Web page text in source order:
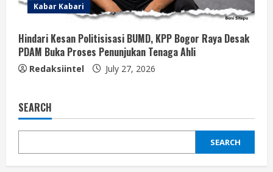
Kabar Kabari
Hindari Kesan Politisisasi BUMD, KPP Bogor Raya Desak
PDAM Buka Proses Penunjukan Tenaga Ahli
Redaksiintel July 27, 2026
SEARCH
SEARCH